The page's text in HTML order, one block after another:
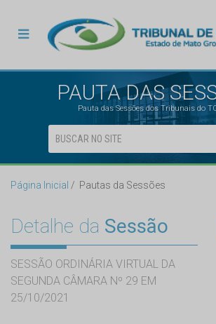
PAUTA DAS
Pauta das Sessões dos Tribunais do
Página Inicial Pautas da Sessões
Detalhe da Sessão
SESSÃO ORDINÁRIA VIRTUAL DA
SEGUNDA CÂMARA Nº 29 EM
25/10/2021